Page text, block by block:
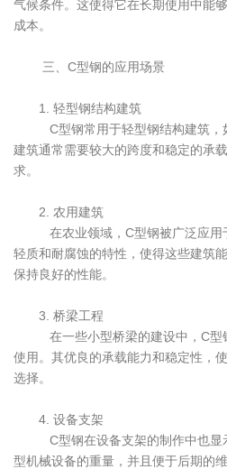
气候条件。这使得它在长期使用中能
成本。
三、C型钢的应用场景
1. 轻型钢结构建筑
C型钢常用于轻型钢结构建筑，
建筑通常需要较大的跨度和稳定的承
求。
2. 农用建筑
在农业领域，C型钢被广泛应用
轻质和耐腐蚀的特性，使得这些建筑
保持良好的性能。
3. 桥梁工程
在一些小型桥梁的建设中，C型
使用。其优良的承载能力和稳定性，
选择。
4. 设备支架
C型钢在设备支架的制作中也显
型机械设备的重量，并且便于后期的维